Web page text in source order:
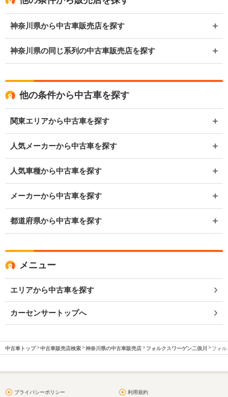
神奈川県から中古車販売店を探す
神奈川県の同じ系列の中古車販売店を探す
他の条件から中古車を探す
関東エリアから中古車を探す
人気メーカーから中古車を探す
人気車種から中古車を探す
メーカーから中古車を探す
都道府県から中古車を探す
メニュー
エリアから中古車を探す
カーセンサートップへ
中古車トップ 中古車販売店検索 神奈川県の中古車販売店 フォルクスワーゲン二俣川 フォ
プライバシーポリシー 利用規約